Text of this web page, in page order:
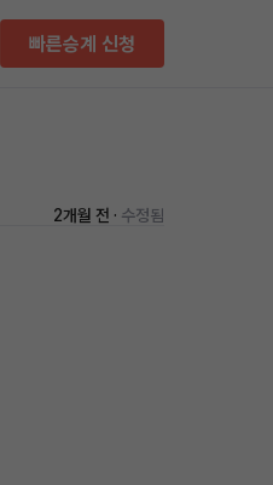
빠른승계 신청
2개월 전 · 수정됨